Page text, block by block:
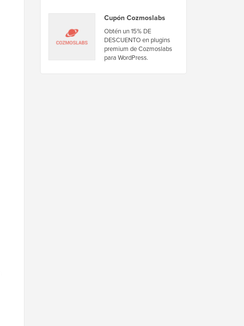
Cupón Cozmoslabs
Obtén un 15% DE
DESCUENTO en plugins
premium de Cozmoslabs
para WordPress.